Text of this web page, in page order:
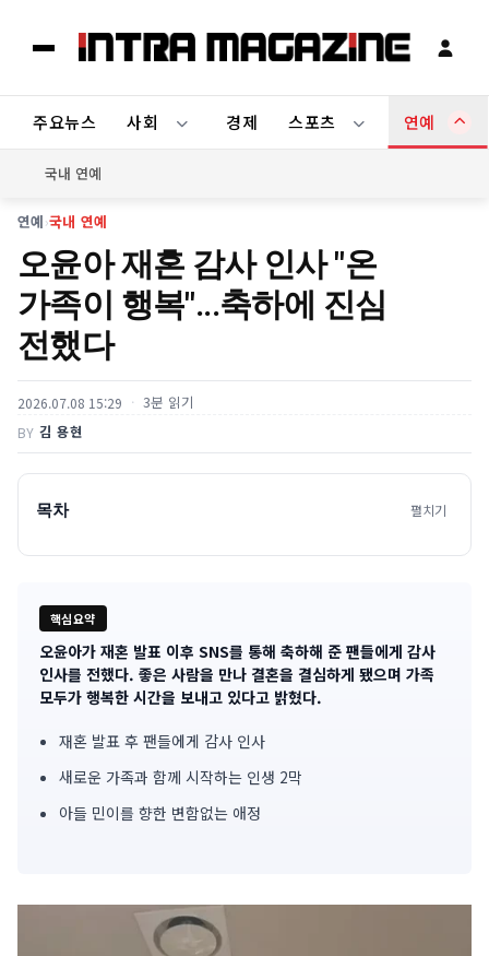
주요뉴스 사회 경제 스포츠 연예
국내 연예
연예›국내 연예
오윤아 재혼 감사 인사 "온
가족이 행복"...축하에 진심
전했다
2026.07.08 15:29 3분 읽기
BY 김 용현
목차 펼치기
핵심요약
기
사
핵
심
오윤아가 재혼 발표 이후 SNS를 통해 축하해 준 팬들에게 감사
인사를 전했다. 좋은 사람을 만나 결혼을 결심하게 됐으며 가족
모두가 행복한 시간을 보내고 있다고 밝혔다.
재혼 발표 후 팬들에게 감사 인사
새로운 가족과 함께 시작하는 인생 2막
아들 민이를 향한 변함없는 애정